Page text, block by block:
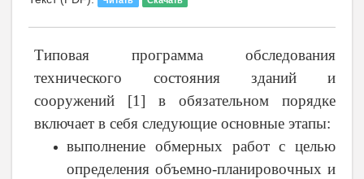
Типовая программа обследования
технического состояния зданий и
сооружений [1] в обязательном порядке
включает в себя следующие основные этапы:
выполнение обмерных работ с целью
определения объемно-планировочных и